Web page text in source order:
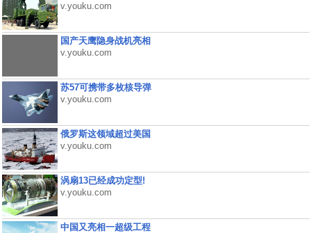
v.youku.com
国产天鹰隐身战机亮相
v.youku.com
苏57可携带多枚核导弹
v.youku.com
俄罗斯这领域超过美国
v.youku.com
涡扇13已经成功定型!
v.youku.com
中国又亮相一超级工程